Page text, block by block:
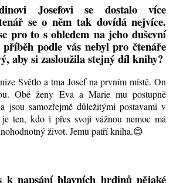
Josefovi se dostalo více
se o něm tak dovídá nejvíce.
pro to s ohledem na jeho duševní
podle vás nebyl pro čtenáře
aby si zasloužila stejný díl knihy?
Světlo a tma Josef na prvním místě. On
Obě ženy Eva a Marie mu postupně
jsou samozřejmě důležitými postavami v
je ten, kdo i přes svoji vážnou nemoc má
život. Jemu patří kniha.😊
k napsání hlavních hrdinů nějaké